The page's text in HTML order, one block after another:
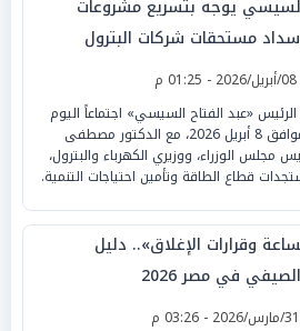
يوجه بتسريع مشروعات
مستحقات شركات البترول
«عبد الفتاح السيسي» اجتماعاً اليوم
الأربعاء، الموافق 8 أبريل 2026، مع الدكتور مصطفى
مجلس الوزراء، ووزيري الكهرباء والبترول،
قطاع الطاقة وتأمين احتياجات التنمية.
وقرارات الإغلاق».. دليل
في مصر 2026